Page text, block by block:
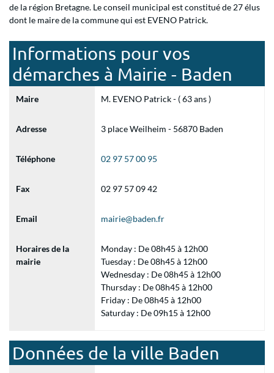
de la région Bretagne. Le conseil municipal est constitué de 27 élus
dont le maire de la commune qui est EVENO Patrick.
Informations pour vos
démarches à Mairie - Baden
Maire M. EVENO Patrick - ( 63 ans )
Adresse 3 place Weilheim - 56870 Baden
Téléphone 02 97 57 00 95
Fax 02 97 57 09 42
Email mairie@baden.fr
Horaires de la
mairie
Monday : De 08h45 à 12h00
Tuesday : De 08h45 à 12h00
Wednesday : De 08h45 à 12h00
Thursday : De 08h45 à 12h00
Friday : De 08h45 à 12h00
Saturday : De 09h15 à 12h00
Données de la ville Baden